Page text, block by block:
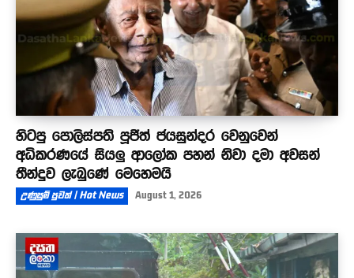
හිටපු පොලිස්පති පූජිත් ජයසුන්දර වෙනුවෙන්
අධිකරණයේ සියලු ආලෝක පහන් නිවා දමා අවසන්
තීන්දුව ලැබුණේ මෙහෙමයි
උණුසුම් පුවත් | Hot News August 1, 2026